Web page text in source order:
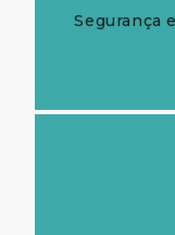
Segurança